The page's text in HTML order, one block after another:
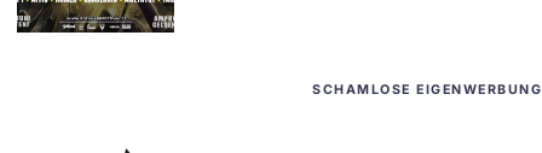
SCHAMLOSE EIGENWERBUNG